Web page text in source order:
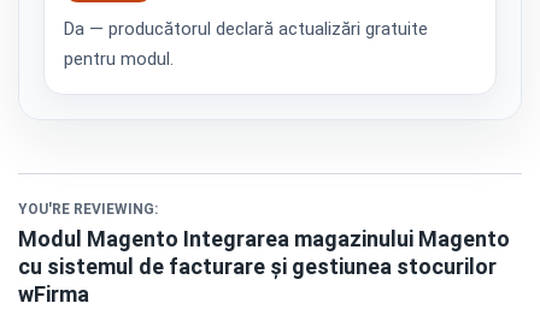
Da — producătorul declară actualizări gratuite
pentru modul.
YOU'RE REVIEWING:
Modul Magento Integrarea magazinului Magento
cu sistemul de facturare și gestiunea stocurilor
wFirma